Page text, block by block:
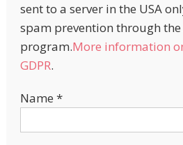
sent to a server in the USA
spam prevention through the
program.More information
GDPR.
Name *